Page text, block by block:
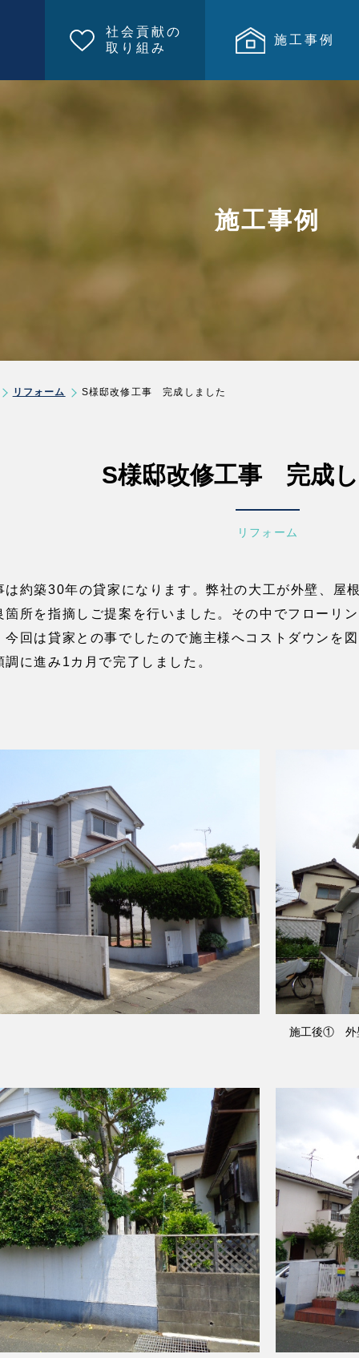
社会貢献の
取り組み
施工事例
施工事例
リフォーム S様邸改修工事 完成しました
S様邸改修工事 完成
リフォーム
は約築30年の貸家になります。弊社の大工が外壁、屋
箇所を指摘しご提案を行いました。その中でフローリ
今回は貸家との事でしたので施主様へコストダウンを
に進み1カ月で完了しました。
施工後① 外